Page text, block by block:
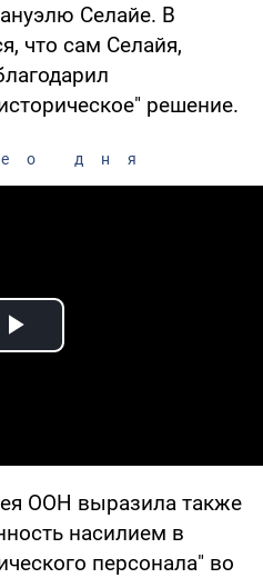
Селайе. В
что сам Селайя,
решение.
дня
Play Video
ООН выразила также
насилием в
персонала" во